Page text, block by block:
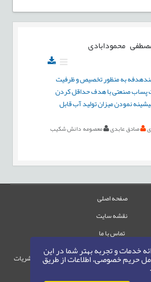
خدمات و تجربه بهتر شما در این
حریم خصوصی، اطلاعات از طریق
محمودابادی
به منظور تخصیص و ظرفیت
پساب صنعتی با هدف حداقل کردن
نمودن میزان تولید آب قابل
صادق عابدی معصومه دانش شکیب
صفحه اصلی
نقشه سایت
تماس با ما
این وب‌سایت متعلق به سامانه مدیریت نشریات